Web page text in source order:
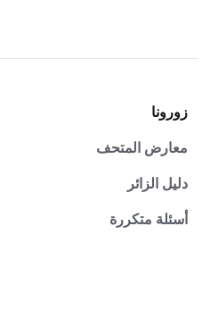
زورونا
معارض المتحف
دليل الزائر
أسئلة متكررة